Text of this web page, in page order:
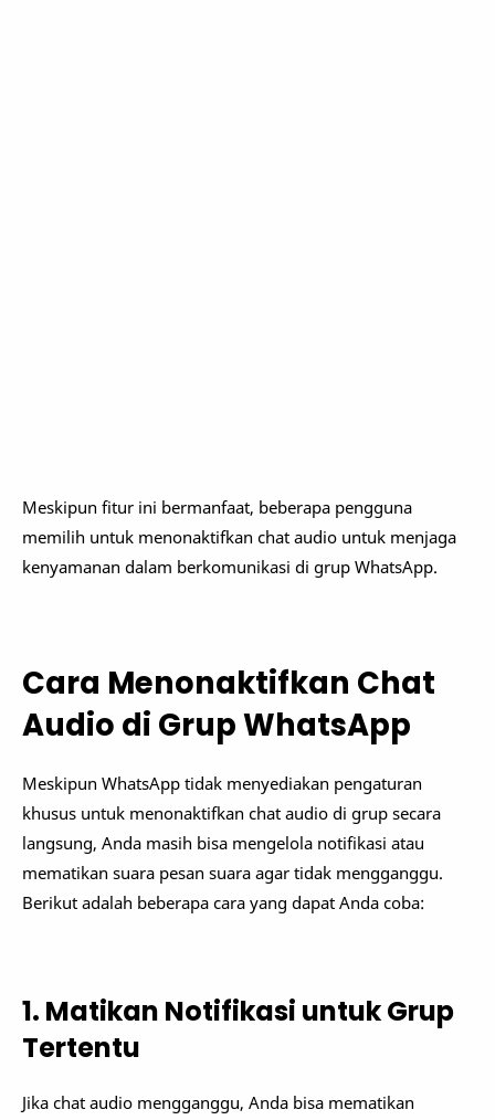
Meskipun fitur ini bermanfaat, beberapa pengguna
memilih untuk menonaktifkan chat audio untuk menjaga
kenyamanan dalam berkomunikasi di grup WhatsApp.
Cara Menonaktifkan Chat
Audio di Grup WhatsApp
Meskipun WhatsApp tidak menyediakan pengaturan
khusus untuk menonaktifkan chat audio di grup secara
langsung, Anda masih bisa mengelola notifikasi atau
mematikan suara pesan suara agar tidak mengganggu.
Berikut adalah beberapa cara yang dapat Anda coba:
1. Matikan Notifikasi untuk Grup
Tertentu
Jika chat audio mengganggu, Anda bisa mematikan